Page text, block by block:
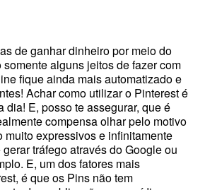
de ganhar dinheiro por meio do
alguns jeitos de fazer com
fique ainda mais automatizado e
Achar como utilizar o Pinterest é
dia! E, posso te assegurar, que é
compensa olhar pelo motivo
muito expressivos e infinitamente
tráfego através do Google ou
E, um dos fatores mais
é que os Pins não tem